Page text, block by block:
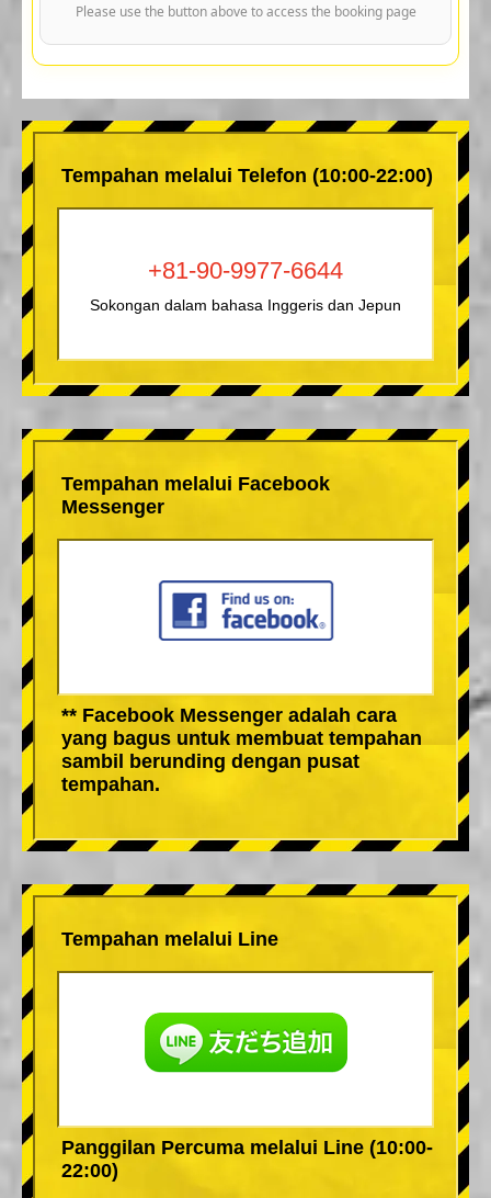
Please use the button above to access the booking page
Tempahan melalui Telefon (10:00-22:00)
+81-90-9977-6644
Sokongan dalam bahasa Inggeris dan Jepun
Tempahan melalui Facebook
Messenger
** Facebook Messenger adalah cara
yang bagus untuk membuat tempahan
sambil berunding dengan pusat
tempahan.
Tempahan melalui Line
Panggilan Percuma melalui Line (10:00-
22:00)